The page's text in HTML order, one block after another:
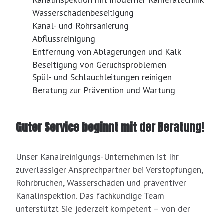
Wasserschadenbeseitigung
Kanal- und Rohrsanierung
Abflussreinigung
Entfernung von Ablagerungen und Kalk
Beseitigung von Geruchsproblemen
Spül- und Schlauchleitungen reinigen
Beratung zur Prävention und Wartung
Guter Service beginnt mit der Beratung!
Unser Kanalreinigungs-Unternehmen ist Ihr
zuverlässiger Ansprechpartner bei Verstopfungen,
Rohrbrüchen, Wasserschäden und präventiver
Kanalinspektion. Das fachkundige Team
unterstützt Sie jederzeit kompetent – von der